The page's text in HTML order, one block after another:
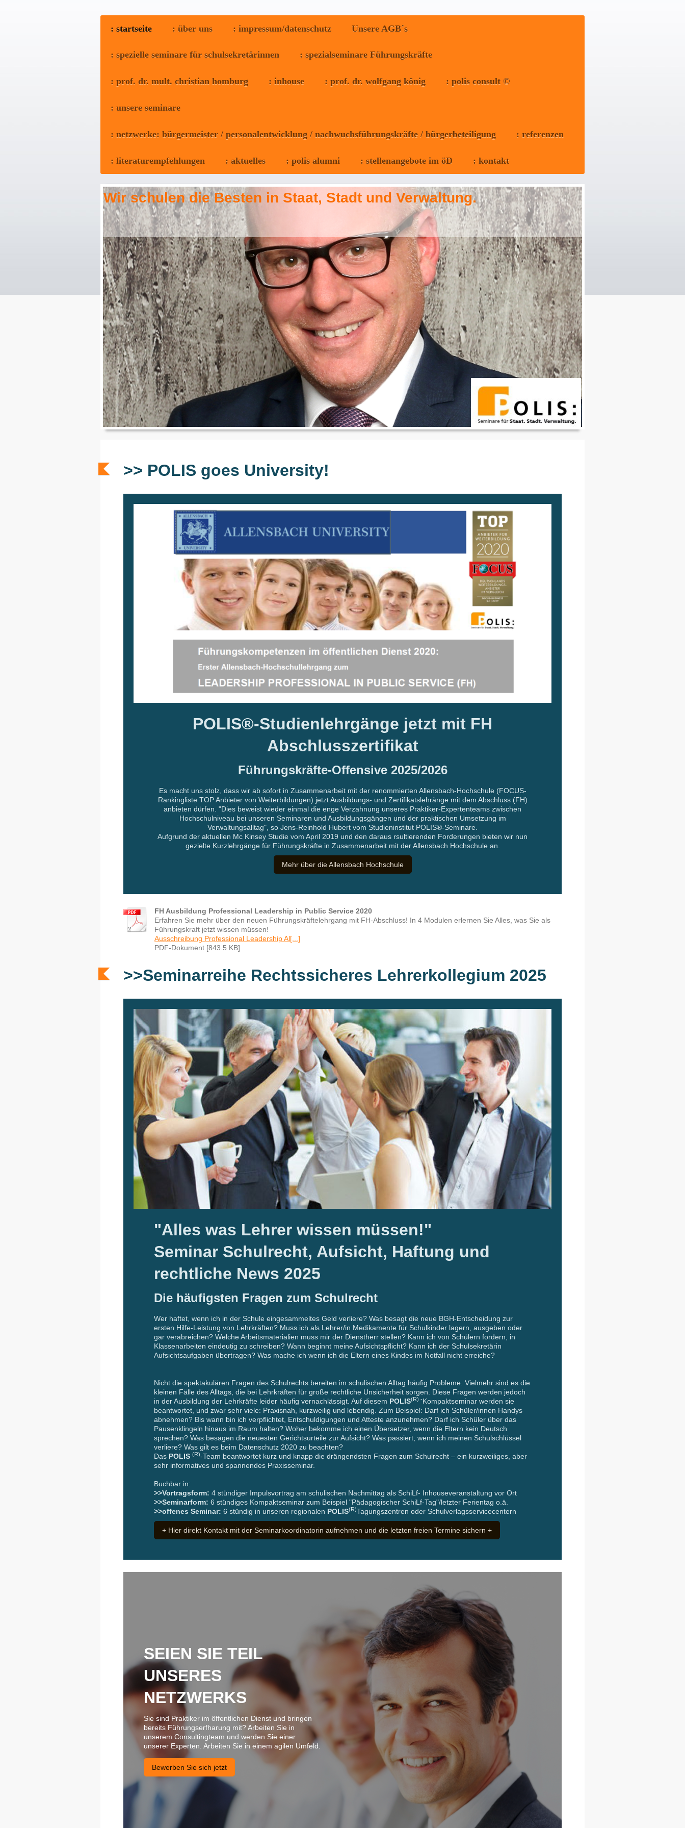
: startseite : über uns : impressum/datenschutz Unsere AGB´s
: spezielle seminare für schulsekretärinnen : spezialseminare Führungskräfte
: prof. dr. mult. christian homburg : inhouse : prof. dr. wolfgang könig : polis consult ©
: unsere seminare
: netzwerke: bürgermeister / personalentwicklung / nachwuchsführungskräfte / bürgerbeteiligung : referenzen
: literaturempfehlungen : aktuelles : polis alumni : stellenangebote im öD : kontakt
Wir schulen die Besten in Staat, Stadt und Verwaltung.
>> POLIS goes University!
POLIS®-Studienlehrgänge jetzt mit FH
Abschlusszertifikat
Führungskräfte-Offensive 2025/2026
Es macht uns stolz, dass wir ab sofort in Zusammenarbeit mit der renommierten Allensbach-Hochschule (FOCUS-
Rankingliste TOP Anbieter von Weiterbildungen) jetzt Ausbildungs- und Zertifikatslehränge mit dem Abschluss (FH)
anbieten dürfen. "Dies beweist wieder einmal die enge Verzahnung unseres Praktiker-Expertenteams zwischen
Hochschulniveau bei unseren Seminaren und Ausbildungsgängen und der praktischen Umsetzung im
Verwaltungsalltag", so Jens-Reinhold Hubert vom Studieninstitut POLIS®-Seminare.
Aufgrund der aktuellen Mc Kinsey Studie vom April 2019 und den daraus rsultierenden Forderungen bieten wir nun
gezielte Kurzlehrgänge für Führungskräfte in Zusammenarbeit mit der Allensbach Hochschule an.
Mehr über die Allensbach Hochschule
FH Ausbildung Professional Leadership in Public Service 2020
Erfahren Sie mehr über den neuen Führungskräftelehrgang mit FH-Abschluss! In 4 Modulen erlernen Sie Alles, was Sie als
Führungskraft jetzt wissen müssen!
Ausschreibung Professional Leadership Al[...]
PDF-Dokument [843.5 KB]
>>Seminarreihe Rechtssicheres Lehrerkollegium 2025
"Alles was Lehrer wissen müssen!"
Seminar Schulrecht, Aufsicht, Haftung und
rechtliche News 2025
Die häufigsten Fragen zum Schulrecht
Wer haftet, wenn ich in der Schule eingesammeltes Geld verliere? Was besagt die neue BGH-Entscheidung zur
ersten Hilfe-Leistung von Lehrkräften? Muss ich als Lehrer/in Medikamente für Schulkinder lagern, ausgeben oder
gar verabreichen? Welche Arbeitsmaterialien muss mir der Dienstherr stellen? Kann ich von Schülern fordern, in
Klassenarbeiten eindeutig zu schreiben? Wann beginnt meine Aufsichtspflicht? Kann ich der Schulsekretärin
Aufsichtsaufgaben übertragen? Was mache ich wenn ich die Eltern eines Kindes im Notfall nicht erreiche?
Nicht die spektakulären Fragen des Schulrechts bereiten im schulischen Alltag häufig Probleme. Vielmehr sind es die
kleinen Fälle des Alltags, die bei Lehrkräften für große rechtliche Unsicherheit sorgen. Diese Fragen werden jedoch
in der Ausbildung der Lehrkräfte leider häufig vernachlässigt. Auf diesem POLIS(R) -Kompaktseminar werden sie
beantwortet, und zwar sehr viele: Praxisnah, kurzweilig und lebendig. Zum Beispiel: Darf ich Schüler/innen Handys
abnehmen? Bis wann bin ich verpflichtet, Entschuldigungen und Atteste anzunehmen? Darf ich Schüler über das
Pausenklingeln hinaus im Raum halten? Woher bekomme ich einen Übersetzer, wenn die Eltern kein Deutsch
sprechen? Was besagen die neuesten Gerichtsurteile zur Aufsicht? Was passiert, wenn ich meinen Schulschlüssel
verliere? Was gilt es beim Datenschutz 2020 zu beachten?
Das POLIS (R)-Team beantwortet kurz und knapp die drängendsten Fragen zum Schulrecht – ein kurzweiliges, aber
sehr informatives und spannendes Praxisseminar.
Buchbar in:
>>Vortragsform: 4 stündiger Impulsvortrag am schulischen Nachmittag als SchiLf- Inhouseveranstaltung vor Ort
>>Seminarform: 6 stündiges Kompaktseminar zum Beispiel "Pädagogischer SchiLf-Tag"/letzter Ferientag o.ä.
>>offenes Seminar: 6 stündig in unseren regionalen POLIS(R)Tagungszentren oder Schulverlagsservicecentern
+ Hier direkt Kontakt mit der Seminarkoordinatorin aufnehmen und die letzten freien Termine sichern +
SEIEN SIE TEIL
UNSERES
NETZWERKS
Sie sind Praktiker im öffentlichen Dienst und bringen
bereits Führungserfharung mit? Arbeiten Sie in
unserem Consultingteam und werden Sie einer
unserer Experten. Arbeiten Sie in einem agilen Umfeld.
Bewerben Sie sich jetzt